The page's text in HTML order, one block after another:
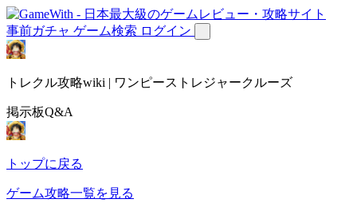
事前ガチャ ゲーム検索 ログイン
トレクル攻略wiki | ワンピーストレジャークルーズ
掲示板Q&A
トップに戻る
ゲーム攻略一覧を見る